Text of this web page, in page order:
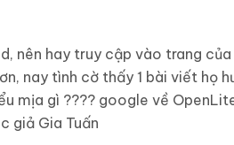
nên hay truy cập vào trang
nay tình cờ thấy 1 bài viết họ
mịa gì ???? google về
giả Gia Tuấn